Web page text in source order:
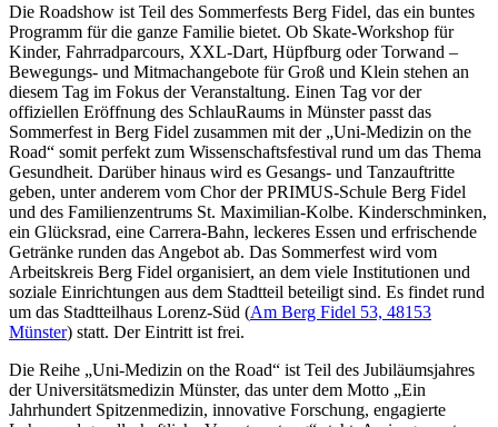
Die Roadshow ist Teil des Sommerfests Berg Fidel, das ein buntes
Programm für die ganze Familie bietet. Ob Skate-Workshop für
Kinder, Fahrradparcours, XXL-Dart, Hüpfburg oder Torwand –
Bewegungs- und Mitmachangebote für Groß und Klein stehen an
diesem Tag im Fokus der Veranstaltung. Einen Tag vor der
offiziellen Eröffnung des SchlauRaums in Münster passt das
Sommerfest in Berg Fidel zusammen mit der „Uni-Medizin on the
Road“ somit perfekt zum Wissenschaftsfestival rund um das Thema
Gesundheit. Darüber hinaus wird es Gesangs- und Tanzauftritte
geben, unter anderem vom Chor der PRIMUS-Schule Berg Fidel
und des Familienzentrums St. Maximilian-Kolbe. Kinderschminken,
ein Glücksrad, eine Carrera-Bahn, leckeres Essen und erfrischende
Getränke runden das Angebot ab. Das Sommerfest wird vom
Arbeitskreis Berg Fidel organisiert, an dem viele Institutionen und
soziale Einrichtungen aus dem Stadtteil beteiligt sind. Es findet rund
um das Stadtteilhaus Lorenz-Süd (Am Berg Fidel 53, 48153
Münster) statt. Der Eintritt ist frei.
Die Reihe „Uni-Medizin on the Road“ ist Teil des Jubiläumsjahres
der Universitätsmedizin Münster, das unter dem Motto „Ein
Jahrhundert Spitzenmedizin, innovative Forschung, engagierte